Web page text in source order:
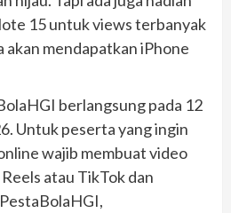
15 untuk views terbanyak
akan mendapatkan iPhone
berlangsung pada 12
Untuk peserta yang ingin
wajib membuat video
atau TikTok dan